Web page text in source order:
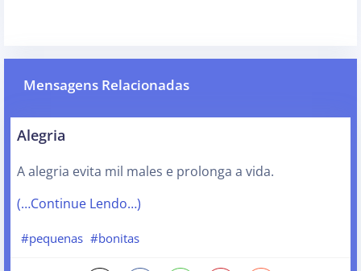
Mensagens Relacionadas
Alegria
A alegria evita mil males e prolonga a vida.
(…Continue Lendo…)
#pequenas #bonitas